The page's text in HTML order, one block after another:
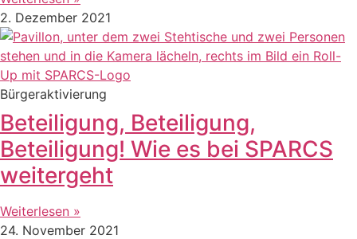
2. Dezember 2021
Bürgeraktivierung
Beteiligung, Beteiligung,
Beteiligung! Wie es bei SPARCS
weitergeht
Weiterlesen »
24. November 2021